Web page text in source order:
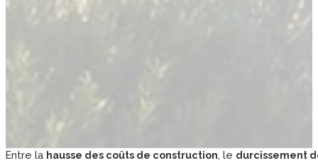
Entre la hausse des coûts de construction, le durcissement